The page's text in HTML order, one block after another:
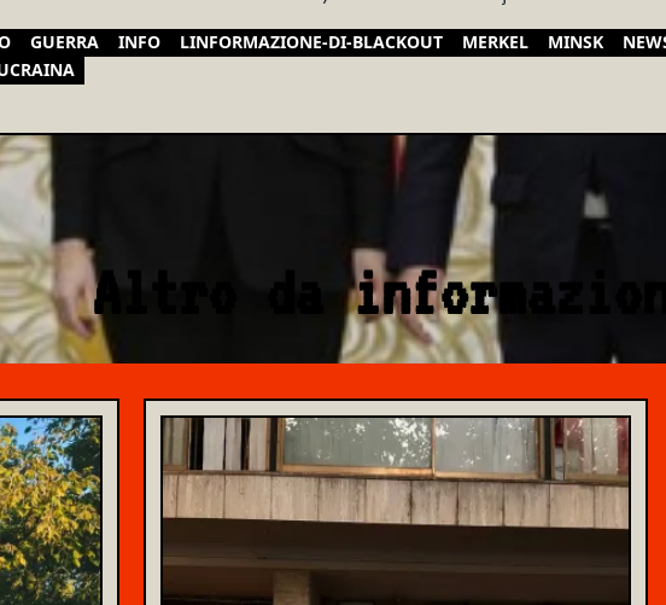
GUERRA INFO LINFORMAZIONE-DI-BLACKOUT MERKEL MINSK
Altro da